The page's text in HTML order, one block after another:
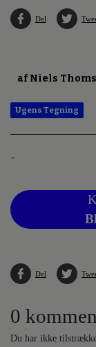
Del
af Niels
Ugens Tegning
-
Del
0
Du har ikke